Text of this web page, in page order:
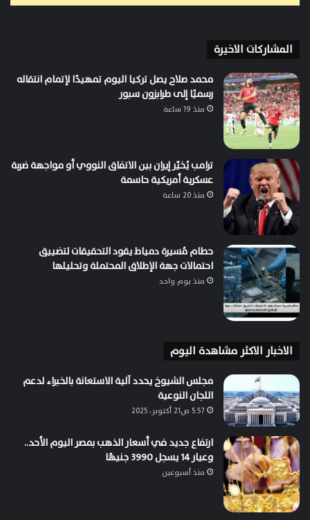
المشاركات الاخيرة
محمد صلاح يصل تركيا اليوم تمهيدًا لإتمام انتقاله
رسميًا إلى طرابزون سبور
منذ 19 ساعة
ترامب يُخيّر إيران بين الاتفاق النووي أو مواجهة ضربة
عسكرية أمريكية حاسمة
منذ 20 ساعة
حطام مُسيرة دمياط يقود التحقيقات لتضييق
احتمالات جهة الإطلاق المحتملة وتحليلها
منذ يوم واحد
الاخبار الاكثر مشاهدة اليوم
مجلس الشيوخ يحدد آلية الاستعانة بالخبراء لدعم
اللجان النوعية
5:57 ص21 أكتوبر، 2025
ارتفاع جديد في أسعار الذهب بمصر اليوم الأحد..
وعيار 14 يسجل 3990 جنيهًا
منذ أسبوعين